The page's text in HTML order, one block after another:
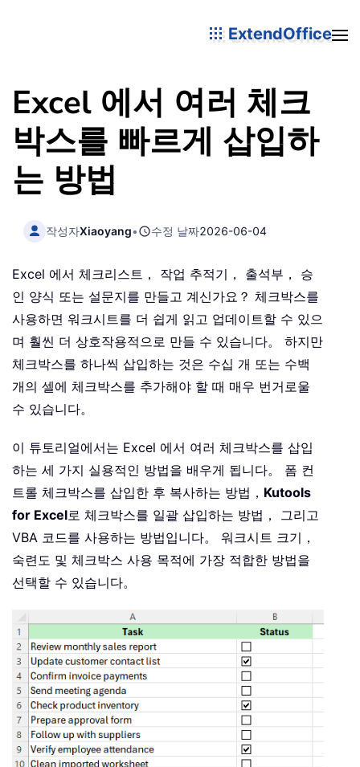
ExtendOffice
Excel 에서 여러 체크
박스를 빠르게 삽입하
는 방법
작성자Xiaoyang• 수정 날짜2026-06-04
Excel 에서 체크리스트， 작업 추적기， 출석부， 승
인 양식 또는 설문지를 만들고 계신가요？ 체크박스를
사용하면 워크시트를 더 쉽게 읽고 업데이트할 수 있으
며 훨씬 더 상호작용적으로 만들 수 있습니다。 하지만
체크박스를 하나씩 삽입하는 것은 수십 개 또는 수백
개의 셀에 체크박스를 추가해야 할 때 매우 번거로울
수 있습니다。
이 튜토리얼에서는 Excel 에서 여러 체크박스를 삽입
하는 세 가지 실용적인 방법을 배우게 됩니다。 폼 컨
트롤 체크박스를 삽입한 후 복사하는 방법， Kutools
for Excel로 체크박스를 일괄 삽입하는 방법， 그리고
VBA 코드를 사용하는 방법입니다。 워크시트 크기，
숙련도 및 체크박스 사용 목적에 가장 적합한 방법을
선택할 수 있습니다。